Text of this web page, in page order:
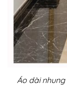
Áo dài